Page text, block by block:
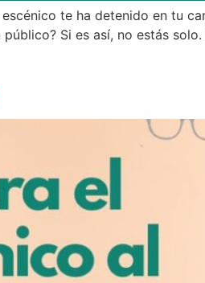
te ha detenido en tu
Si es así, no estás solo.